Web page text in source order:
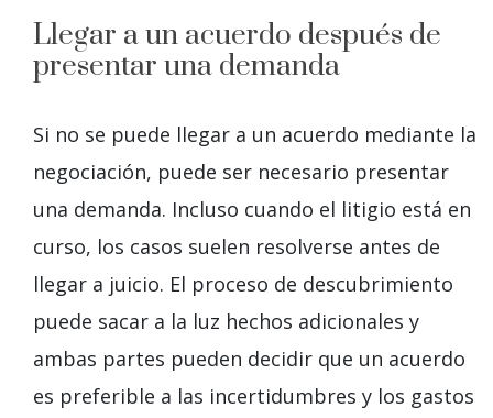
Llegar a un acuerdo después de
presentar una demanda
Si no se puede llegar a un acuerdo mediante la
negociación, puede ser necesario presentar
una demanda. Incluso cuando el litigio está en
curso, los casos suelen resolverse antes de
llegar a juicio. El proceso de descubrimiento
puede sacar a la luz hechos adicionales y
ambas partes pueden decidir que un acuerdo
es preferible a las incertidumbres y los gastos